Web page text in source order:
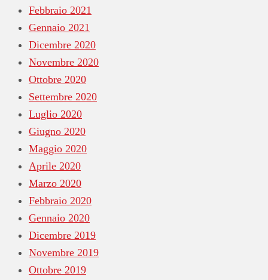
Febbraio 2021
Gennaio 2021
Dicembre 2020
Novembre 2020
Ottobre 2020
Settembre 2020
Luglio 2020
Giugno 2020
Maggio 2020
Aprile 2020
Marzo 2020
Febbraio 2020
Gennaio 2020
Dicembre 2019
Novembre 2019
Ottobre 2019